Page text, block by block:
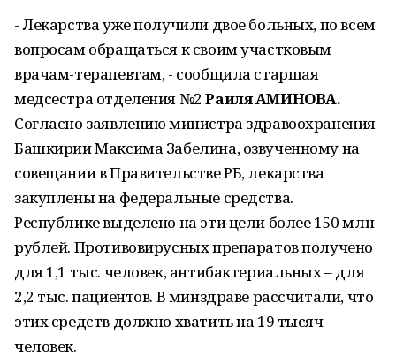
- Лекарства уже получили двое больных, по всем
вопросам обращаться к своим участковым
врачам-терапевтам, - сообщила старшая
медсестра отделения №2Раиля АМИНОВА.
Согласно заявлению министра здравоохранения
Башкирии Максима Забелина, озвученному на
совещании в Правительстве РБ, лекарства
закуплены на федеральные средства.
Республике выделено на эти цели более 150 млн
рублей. Противовирусных препаратов получено
для 1,1 тыс. человек, антибактериальных – для
2,2 тыс. пациентов. В минздраве рассчитали, что
этих средств должно хватить на 19 тысяч
человек.